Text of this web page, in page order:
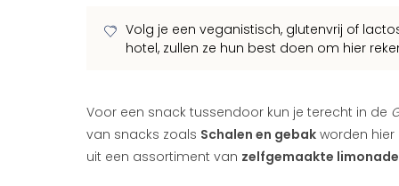
Volg je een veganistisch, glutenvrij of
hotel, zullen ze hun best doen om hier
Voor een snack tussendoor kun je terecht in de
van snacks zoals Schalen en gebak worden hier
uit een assortiment van zelfgemaakte